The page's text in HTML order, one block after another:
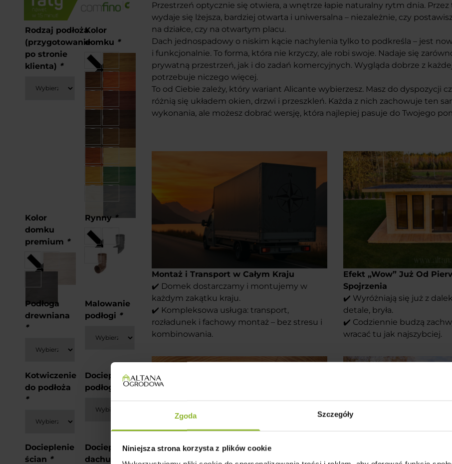
Zgoda Szczegóły
Niniejsza strona korzysta z plików cookie
Przestrzeń optycznie się otwiera, a wnętrze łapie naturalny rytm dnia.
wydaje się lżejsza, bardziej otwarta i uniwersalna – niezależnie, czy
na działce, czy na otwartym placu.
Dach jednospadowy o niskim kącie nachylenia tylko to podkreśla – jest
i funkcjonalnie. To forma, która nie krzyczy, ale robi swoje. Nadaje się
prywatną przestrzeń, jak i do zadań komercyjnych. Wygląda dobrze z
potrzebuje niczego więcej.
To od Ciebie zależy, który wariant Alicante wybierzesz. Masz do dyspozycji
różnią się układem okien, drzwi i przeszkleń. Każda z nich zachowuje ten
wykonania, ale możesz dobrać wersję, która najlepiej pasuje do Twojego
Montaż i Transport w Całym Kraju
✔️ Domek dostarczamy i montujemy w
każdym zakątku kraju.
✔️ Kompleksowa usługa: transport,
rozładunek i fachowy montaż – bez stresu i
kombinowania.
Efekt „Wow” Już Od
Spojrzenia
✔️ Wyróżniają się już z
detale, bryła.
✔️ Codziennie budzą
wracać tu jak najszybciej.
Rodzaj podłoża
(przygotowanie
po stronie
klienta) *
Kolor
domku *
Kolor
domku
premium *
Rynny*
Podłoga
drewniana
*
Malowanie
podłogi *
Kotwiczenie
do podłoża
*
Docieplenie
podłogi
Docieplenie
ścian *
Docieplenie
dachu